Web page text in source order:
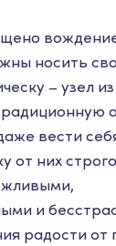
носить
– узел
вести
от них
и
радости от